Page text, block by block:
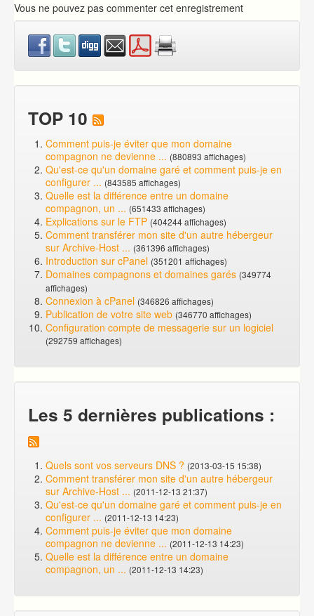
Vous ne pouvez pas commenter cet enregistrement
TOP 10
Comment puis-je éviter que mon domaine
compagnon ne devienne ... (880893 affichages)
Qu'est-ce qu'un domaine garé et comment puis-je en
configurer ... (843585 affichages)
Quelle est la différence entre un domaine
compagnon, un ... (651433 affichages)
Explications sur le FTP (404244 affichages)
Comment transférer mon site d'un autre hébergeur
sur Archive-Host ... (361396 affichages)
Introduction sur cPanel (351201 affichages)
Domaines compagnons et domaines garés (349774
affichages)
Connexion à cPanel (346826 affichages)
Publication de votre site web (346770 affichages)
Configuration compte de messagerie sur un logiciel
(292759 affichages)
Les 5 dernières publications :
Quels sont vos serveurs DNS ? (2013-03-15 15:38)
Comment transférer mon site d'un autre hébergeur
sur Archive-Host ... (2011-12-13 21:37)
Qu'est-ce qu'un domaine garé et comment puis-je en
configurer ... (2011-12-13 14:23)
Comment puis-je éviter que mon domaine
compagnon ne devienne ... (2011-12-13 14:23)
Quelle est la différence entre un domaine
compagnon, un ... (2011-12-13 14:23)